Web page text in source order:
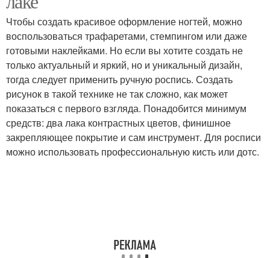
Чтобы создать красивое оформление ногтей, можно
воспользоваться трафаретами, стемпингом или даже
готовыми наклейками. Но если вы хотите создать не
только актуальный и яркий, но и уникальный дизайн,
тогда следует применить ручную роспись. Создать
рисунок в такой технике не так сложно, как может
показаться с первого взгляда. Понадобится минимум
средств: два лака контрастных цветов, финишное
закрепляющее покрытие и сам инструмент. Для росписи
можно использовать профессиональную кисть или дотс.